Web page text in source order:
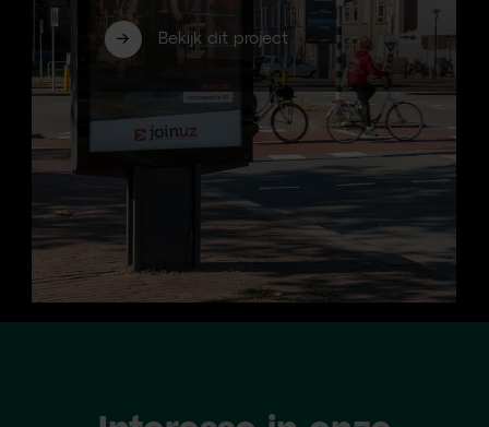
Bekijk dit project